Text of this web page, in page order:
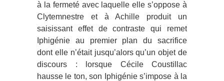
à la fermeté avec laquelle elle s’oppose à
Clytemnestre et à Achille produit un
saisissant effet de contraste qui remet
Iphigénie au premier plan du sacrifice
dont elle n’était jusqu’alors qu’un objet de
discours : lorsque Cécile Coustillac
hausse le ton, son Iphigénie s’impose à la